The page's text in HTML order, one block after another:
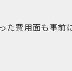
た費用面も事